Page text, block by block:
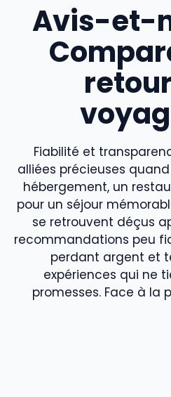
Avis-et-
Fiabilité et
alliées précieuses
hébergement, un
pour un séjour
se retrouvent déçus
recommandations peu
perdant argent et
expériences qui ne
promesses. Face à la